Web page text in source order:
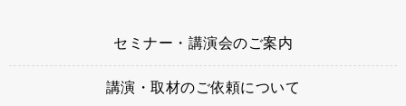
セミナー・講演会のご案内
講演・取材のご依頼について